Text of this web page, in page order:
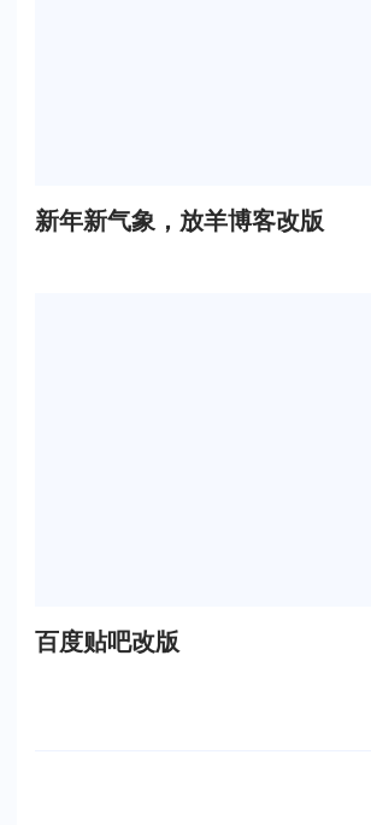
新年新气象，放羊博客改版
百度贴吧改版